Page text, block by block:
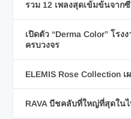
รวม 12 เพลงสุดเข้มข้นจาก
เปิดตัว “Derma Color” โรง
ครบวงจร
ELEMIS Rose Collection
RAVA บีชคลับที่ใหญ่ที่สุดใน